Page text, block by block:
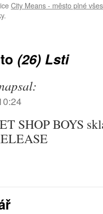
City Means - město plné
(26) Lsti
SHOP BOYS